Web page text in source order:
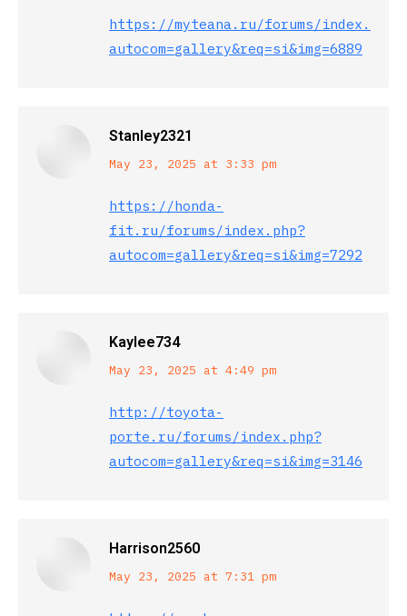
https://myteana.ru/forums/index.php?
autocom=gallery&req=si&img=6889
Stanley2321
says:
May 23, 2025 at 3:33 pm
https://honda-
fit.ru/forums/index.php?
autocom=gallery&req=si&img=7292
Kaylee734
says:
May 23, 2025 at 4:49 pm
http://toyota-
porte.ru/forums/index.php?
autocom=gallery&req=si&img=3146
Harrison2560
says:
May 23, 2025 at 7:31 pm